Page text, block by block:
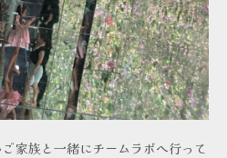
家族と一緒にチームラボへ行って